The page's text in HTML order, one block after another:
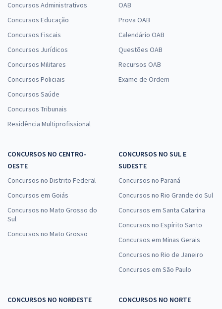
Concursos Administrativos
Concursos Educação
Concursos Fiscais
Concursos Jurídicos
Concursos Militares
Concursos Policiais
Concursos Saúde
Concursos Tribunais
Residência Multiprofissional
OAB
Prova OAB
Calendário OAB
Questões OAB
Recursos OAB
Exame de Ordem
CONCURSOS NO CENTRO-
OESTE
Concursos no Distrito Federal
Concursos em Goiás
Concursos no Mato Grosso do
Sul
Concursos no Mato Grosso
CONCURSOS NO SUL E
SUDESTE
Concursos no Paraná
Concursos no Rio Grande do Sul
Concursos em Santa Catarina
Concursos no Espírito Santo
Concursos em Minas Gerais
Concursos no Rio de Janeiro
Concursos em São Paulo
CONCURSOS NO NORDESTE
CONCURSOS NO NORTE